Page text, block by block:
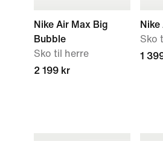
Nike Air Max Big
Bubble
Sko til herre
2 199 kr
Nike
Sko
1